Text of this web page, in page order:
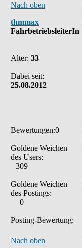
Nach oben
thmmax
FahrbetriebsleiterIn
Alter: 33
Dabei seit:
25.08.2012
Bewertungen:0
Goldene Weichen
des Users:
309
Goldene Weichen
des Postings:
0
Posting-Bewertung:
Nach oben